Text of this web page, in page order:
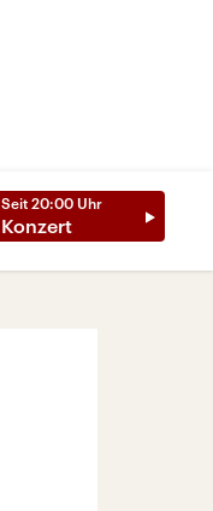
Seit 20:00 Uhr
Konzert